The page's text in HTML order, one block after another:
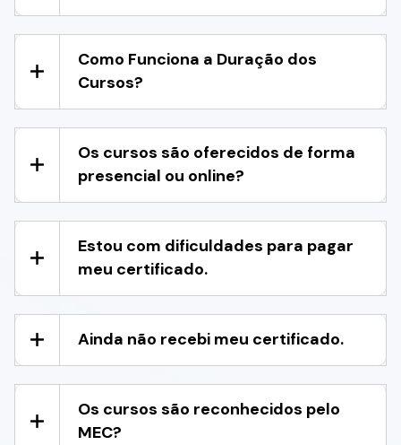
Como Funciona a Duração dos
Cursos?
Os cursos são oferecidos de forma
presencial ou online?
Estou com dificuldades para pagar
meu certificado.
Ainda não recebi meu certificado.
Os cursos são reconhecidos pelo
MEC?